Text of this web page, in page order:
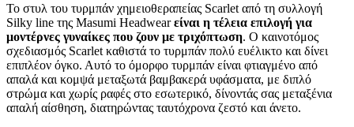
Το στυλ του τυρμπάν χημειοθεραπείας Scarlet από τη συλλογή
Silky line της Masumi Headwearείναι η τέλεια επιλογή για
μοντέρνες γυναίκες που ζουν με τριχόπτωση. Ο καινοτόμος
σχεδιασμός Scarlet καθιστά το τυρμπάν πολύ ευέλικτο και δίνει
επιπλέον όγκο. Αυτό το όμορφο τυρμπάν είναι φτιαγμένο από
απαλά και κομψά μεταξωτά βαμβακερά υφάσματα, με διπλό
στρώμα και χωρίς ραφές στο εσωτερικό, δίνοντάς σας μεταξένια
απαλή αίσθηση, διατηρώντας ταυτόχρονα ζεστό και άνετο.